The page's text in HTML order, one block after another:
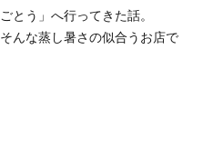
とう」へ行ってきた話。
んな蒸し暑さの似合うお店で